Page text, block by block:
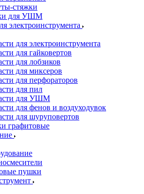
стяжки
для УШМ
электроинструмента
для электроинструмента
для гайковертов
для лобзиков
для миксеров
для перфораторов
для пил
для УШМ
для фенов и воздуходувок
для шуруповертов
графитовые
пушки